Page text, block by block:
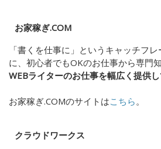
お家稼ぎ.COM
「書くを仕事に」というキャッチフ
に、 初心者でもOKのお仕事から専門
WEBライターのお仕事を幅広く提供
お家稼ぎ.COMのサイトはこちら 。
クラウドワークス